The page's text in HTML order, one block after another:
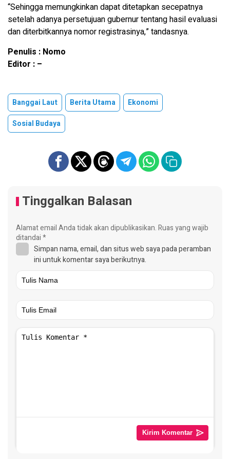
“Sehingga memungkinkan dapat ditetapkan secepatnya
setelah adanya persetujuan gubernur tentang hasil evaluasi
dan diterbitkannya nomor registrasinya,” tandasnya.
Penulis : Nomo
Editor : –
Banggai Laut Berita Utama
Ekonomi
Sosial Budaya
Tinggalkan Balasan
Alamat email Anda tidak akan dipublikasikan.Ruas yang wajib
ditandai*
Simpan nama, email, dan situs web saya pada peramban
ini untuk komentar saya berikutnya.